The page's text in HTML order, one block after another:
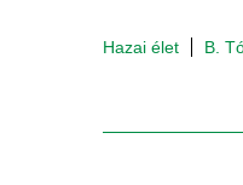
Hazai élet B.